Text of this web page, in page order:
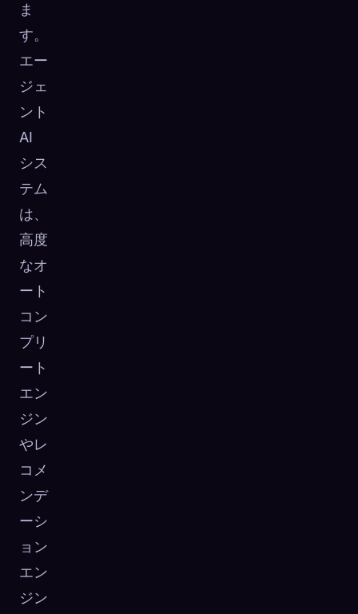
ま
す。
エー
ジェ
ント
AI
シス
テム
は、
高度
なオ
ート
コン
プリ
ート
エン
ジン
やレ
コメ
ンデ
ーシ
ョン
エン
ジン